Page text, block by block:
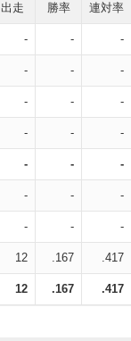
出走 勝率 連対率
- - -
- - -
- - -
- - -
- - -
- - -
- - -
12 .167 .417
12 .167 .417